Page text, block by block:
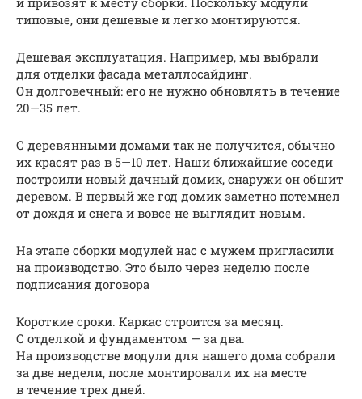
типовые, они дешевые и легко монтируются.
Дешевая эксплуатация. Например, мы выбрали
для отделки фасада металлосайдинг.
Он долговечный: его не нужно обновлять в течение
20—35 лет.
С деревянными домами так не получится, обычно
их красят раз в 5—10 лет. Наши ближайшие соседи
построили новый дачный домик, снаружи он обшит
деревом. В первый же год домик заметно потемнел
от дождя и снега и вовсе не выглядит новым.
На этапе сборки модулей нас с мужем пригласили
на производство. Это было через неделю после
подписания договора
Короткие сроки. Каркас строится за месяц.
С отделкой и фундаментом — за два.
На производстве модули для нашего дома собрали
за две недели, после монтировали их на месте
в течение трех дней.